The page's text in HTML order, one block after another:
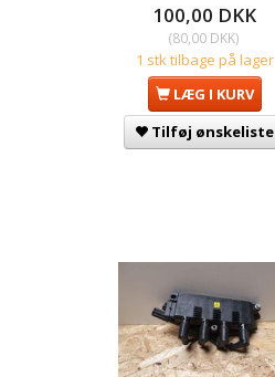
100,00 DKK
(80,00 DKK)
1 stk tilbage på lager
LÆG I KURV
Tilføj ønskeliste